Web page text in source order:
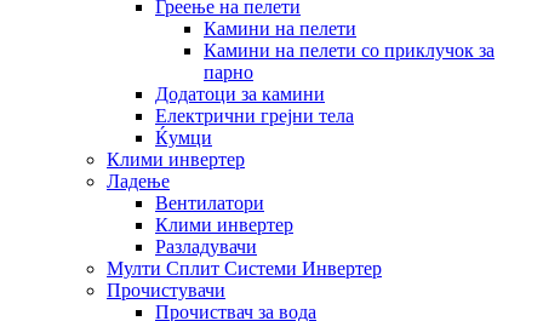
Греење на пелети
Камини на пелети
Камини на пелети со приклучок за
парно
Додатоци за камини
Електрични грејни тела
Ќумци
Клими инвертер
Ладење
Вентилатори
Клими инвертер
Разладувачи
Мулти Сплит Системи Инвертер
Прочистувачи
Прочиствач за вода